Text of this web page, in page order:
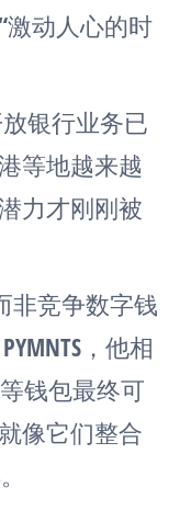
动人心的时
银行业务已
等地越来越
力才刚刚被
非竞争数字钱
，他相
等钱包最终可
像它们整合